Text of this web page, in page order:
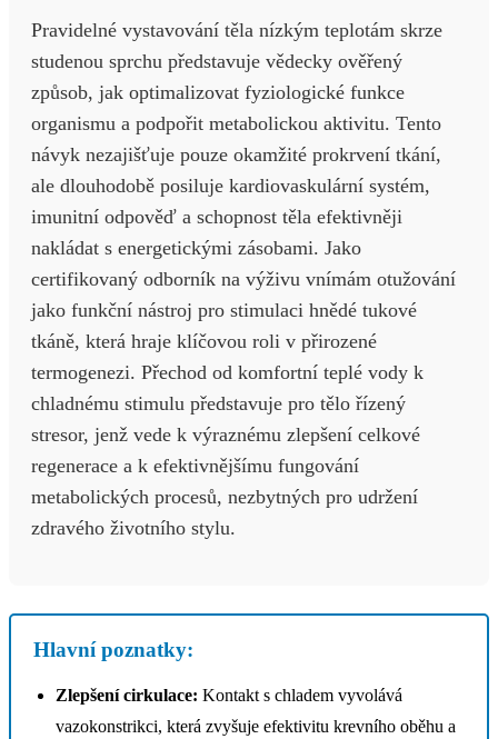
Pravidelné vystavování těla nízkým teplotám skrze
studenou sprchu představuje vědecky ověřený
způsob, jak optimalizovat fyziologické funkce
organismu a podpořit metabolickou aktivitu. Tento
návyk nezajišťuje pouze okamžité prokrvení tkání,
ale dlouhodobě posiluje kardiovaskulární systém,
imunitní odpověď a schopnost těla efektivněji
nakládat s energetickými zásobami. Jako
certifikovaný odborník na výživu vnímám otužování
jako funkční nástroj pro stimulaci hnědé tukové
tkáně, která hraje klíčovou roli v přirozené
termogenezi. Přechod od komfortní teplé vody k
chladnému stimulu představuje pro tělo řízený
stresor, jenž vede k výraznému zlepšení celkové
regenerace a k efektivnějšímu fungování
metabolických procesů, nezbytných pro udržení
zdravého životního stylu.
Hlavní poznatky:
Zlepšení cirkulace: Kontakt s chladem vyvolává
vazokonstrikci, která zvyšuje efektivitu krevního oběhu a